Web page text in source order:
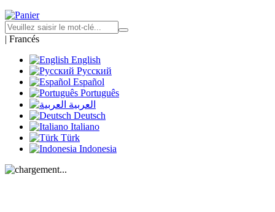
| Francés
English
Русский
Español
Português
العربية
Deutsch
Italiano
Türk
Indonesia